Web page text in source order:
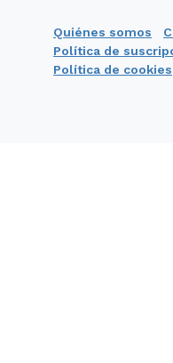
Quiénes somos
Política de
Política de cookies